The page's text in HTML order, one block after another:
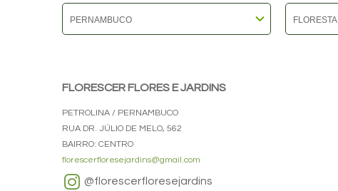
FLORESCER FLORES E JARDINS
PETROLINA / PERNAMBUCO
RUA DR. JÚLIO DE MELO, 562
BAIRRO: CENTRO
florescerfloresejardins@gmail.com
@florescerfloresejardins